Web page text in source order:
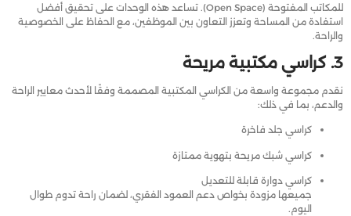
للمكاتب المفتوحة (Open Space). تساعد هذه الوحدات على تحقيق أفضل
استفادة من المساحة وتعزز التعاون بين الموظفين، مع الحفاظ على الخصوصية
والراحة.
3. كراسي مكتبية مريحة
نقدم مجموعة واسعة من الكراسي المكتبية المصممة وفقًا لأحدث معايير الراحة
والدعم، بما في ذلك:
كراسي جلد فاخرة
كراسي شبك مريحة بتهوية ممتازة
كراسي دوارة قابلة للتعديل
جميعها مزودة بخواص دعم العمود الفقري، لضمان راحة تدوم طوال
اليوم.